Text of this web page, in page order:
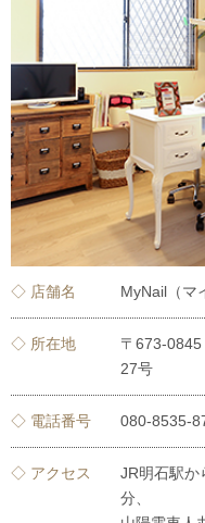
◇ 店舗名 MyNail（マ
◇ 所在地
〒673-
27号
◇ 電話番号 080-8535-
◇ アクセス
JR明石駅か
分、